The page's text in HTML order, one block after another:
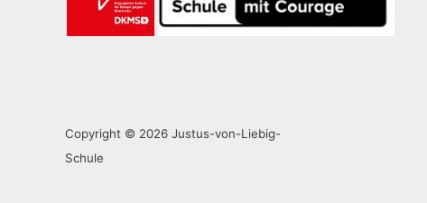
Copyright © 2026 Justus-von-Liebig-
Schule